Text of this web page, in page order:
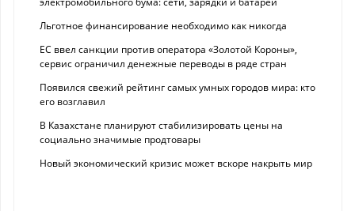
Льготное финансирование необходимо как никогда
ЕС ввел санкции против оператора «Золотой Короны»,
сервис ограничил денежные переводы в ряде стран
Появился свежий рейтинг самых умных городов мира: кто
его возглавил
В Казахстане планируют стабилизировать цены на
социально значимые продтовары
Новый экономический кризис может вскоре накрыть мир